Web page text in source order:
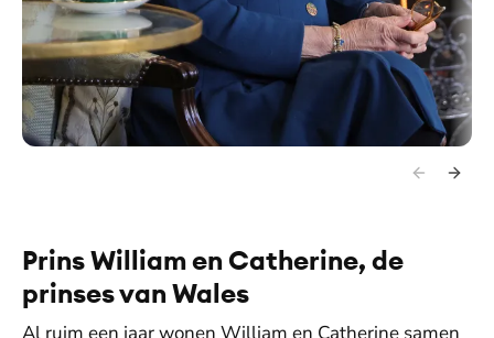
Prins William en Catherine, de
prinses van Wales
Al ruim een jaar wonen William en Catherine samen